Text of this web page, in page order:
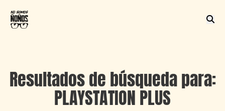
Resultados de búsqueda para:
PLAYSTATION PLUS